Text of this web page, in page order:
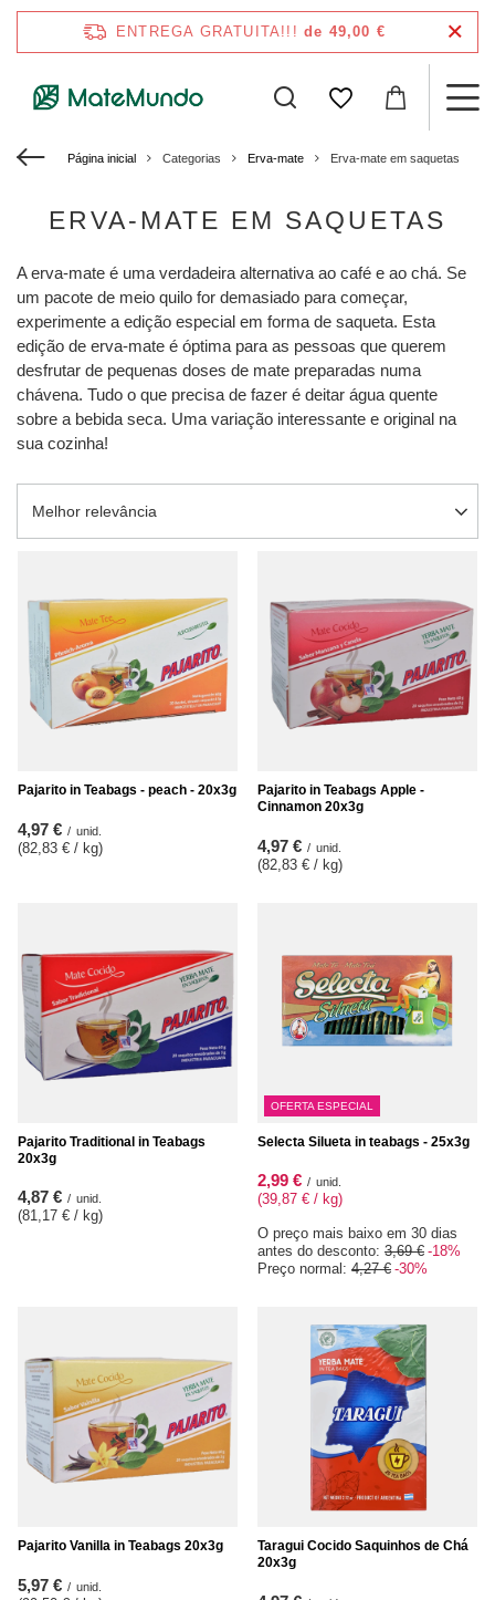
ENTREGA GRATUITA!!! de 49,00 €
Página inicial Categorias Erva-mate Erva-mate em saquetas
ERVA-MATE EM SAQUETAS
A erva-mate é uma verdadeira alternativa ao café e ao chá. Se
um pacote de meio quilo for demasiado para começar,
experimente a edição especial em forma de saqueta. Esta
edição de erva-mate é óptima para as pessoas que querem
desfrutar de pequenas doses de mate preparadas numa
chávena. Tudo o que precisa de fazer é deitar água quente
sobre a bebida seca. Uma variação interessante e original na
sua cozinha!
Alterar a ordenação
Melhor relevância
Pajarito in Teabags - peach - 20x3g
4,97 € / unid.
(82,83 € / kg)
Pajarito in Teabags Apple -
Cinnamon 20x3g
4,97 € / unid.
(82,83 € / kg)
Pajarito Traditional in Teabags
20x3g
4,87 € / unid.
(81,17 € / kg)
OFERTA ESPECIAL
Selecta Silueta in teabags - 25x3g
2,99 € / unid.
(39,87 € / kg)
O preço mais baixo em 30 dias
antes do desconto: 3,69 € -18%
Preço normal: 4,27 € -30%
Pajarito Vanilla in Teabags 20x3g
5,97 € / unid.
Taragui Cocido Saquinhos de Chá
20x3g